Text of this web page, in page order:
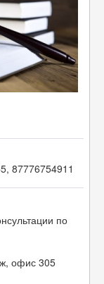
87776754911
по
офис 305